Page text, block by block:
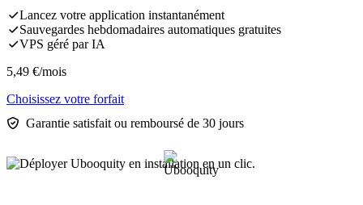
Lancez votre application instantanément
Sauvegardes hebdomadaires automatiques gratuites
VPS géré par IA
5,49 €/mois
Choisissez votre forfait
Garantie satisfait ou remboursé de 30 jours